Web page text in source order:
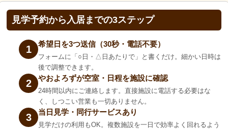
見学予約から入居までの3ステップ
1 希望日を3つ送信（30秒・電話不要）
フォームに「○日・△日あたりで」と書くだけ。細かい日時は
後で調整できます。
2 やおよろずが空室・日程を施設に確認
24時間以内にご連絡します。直接施設に電話する必要はな
く、しつこい営業も一切ありません。
3 当日見学・同行サービスあり
見学だけの利用もOK。複数施設を一日で効率よく回れるよう